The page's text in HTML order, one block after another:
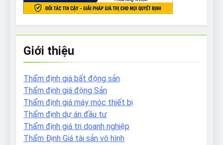
Giới thiệu
Thẩm định giá bất động sản
Thẩm định giá động Sản
Thẩm định giá máy móc thiết bị
Thẩm định dự án đầu tư
Thẩm định giá tri doanh nghiệp
Thẩm Định Giá tài sản vô hình